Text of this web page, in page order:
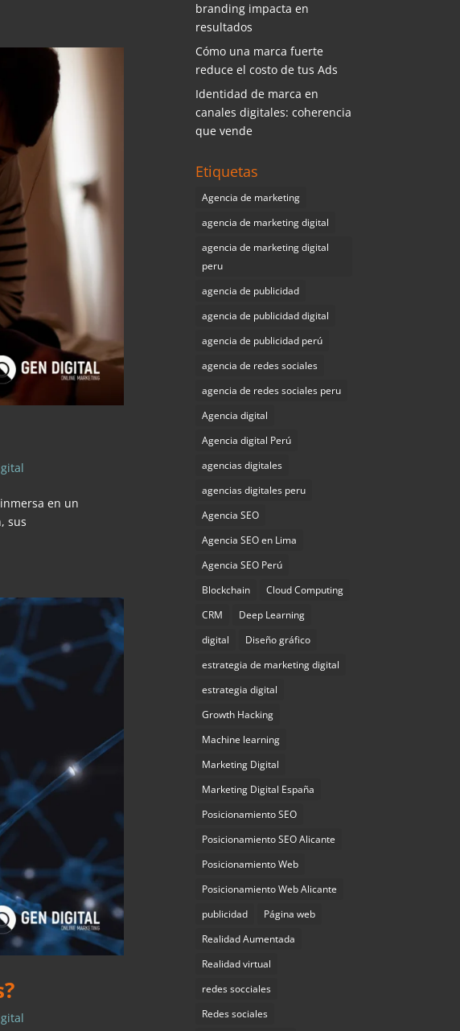
en un
sus
branding impacta en
resultados
Cómo una marca fuerte
reduce el costo de tus Ads
Identidad de marca en
canales digitales: coherencia
que vende
Etiquetas
Agencia de marketing
agencia de marketing digital
agencia de marketing digital
peru
agencia de publicidad
agencia de publicidad digital
agencia de publicidad perú
agencia de redes sociales
agencia de redes sociales peru
Agencia digital
Agencia digital Perú
agencias digitales
agencias digitales peru
Agencia SEO
Agencia SEO en Lima
Agencia SEO Perú
Blockchain
Cloud Computing
CRM
Deep Learning
digital
Diseño gráfico
estrategia de marketing digital
estrategia digital
Growth Hacking
Machine learning
Marketing Digital
Marketing Digital España
Posicionamiento SEO
Posicionamiento SEO Alicante
Posicionamiento Web
Posicionamiento Web Alicante
publicidad
Página web
Realidad Aumentada
Realidad virtual
redes socciales
Redes sociales